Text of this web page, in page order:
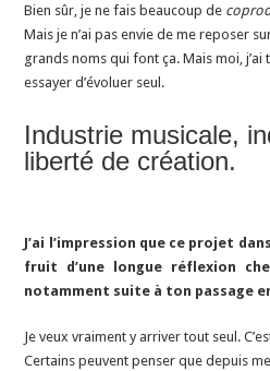
Bien sûr, je ne fais beaucoup de
Mais je n’ai pas envie de me reposer
grands noms qui font ça. Mais moi,
essayer d’évoluer seul.
Industrie musicale,
liberté de création.
J’ai l’impression que ce projet
fruit d’une longue réflexion
notamment suite à ton passage
Je veux vraiment y arriver tout seul.
Certains peuvent penser que depuis